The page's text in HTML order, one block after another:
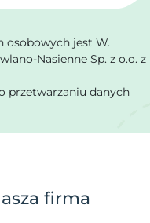
osobowych jest W.
Nasienne Sp. z o.o. z
przetwarzaniu danych
firma